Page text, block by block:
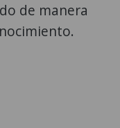
de manera